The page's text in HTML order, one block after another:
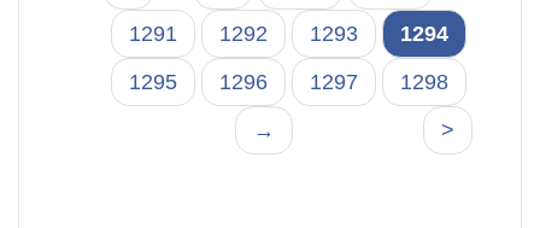
1291
1292 1293
1294
1295
1296 1297
1298
>
→